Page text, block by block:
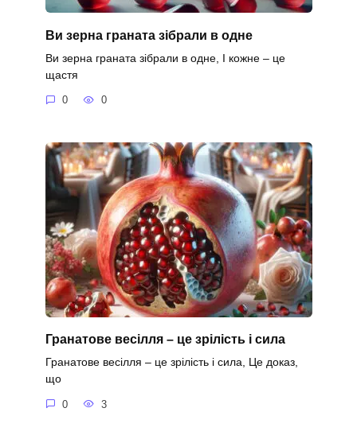
Ви зерна граната зібрали в одне
Ви зерна граната зібрали в одне, І кожне – це
щастя
0 0
Гранатове весілля – це зрілість і сила
Гранатове весілля – це зрілість і сила, Це доказ,
що
0 3